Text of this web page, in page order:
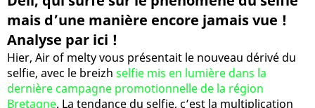
mais d’une manière encore jamais vue !
Analyse par ici !
Hier, Air of melty vous présentait le nouveau dérivé du
selfie, avec le breizh selfie mis en lumière dans la
dernière campagne promotionnelle de la région
Bretagne. La tendance du selfie, c’est la multiplication